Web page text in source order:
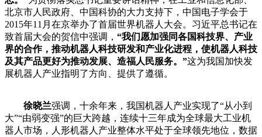
北京市人民政府、中国科协的大力支持下，中国电子学会于
2015年11月在京举办了首届世界机器人大会。习近平总书记在
致首届大会的贺信中强调， “我们愿加强同各国科技界、产业
界的合作，推动机器人科技研发和产业化进程，使机器人科技
及其产品更好为推动发展、造福人民服务。”这为我国加快发
展机器人产业指明了方向、提供了遵循。
徐晓兰强调，十余年来，我国机器人产业实现了“从小到
大”“由弱变强”的巨大跨越，连续十三年成为全球最大工业机
器人市场，人形机器人产业整体水平处于全球领先地位，数据